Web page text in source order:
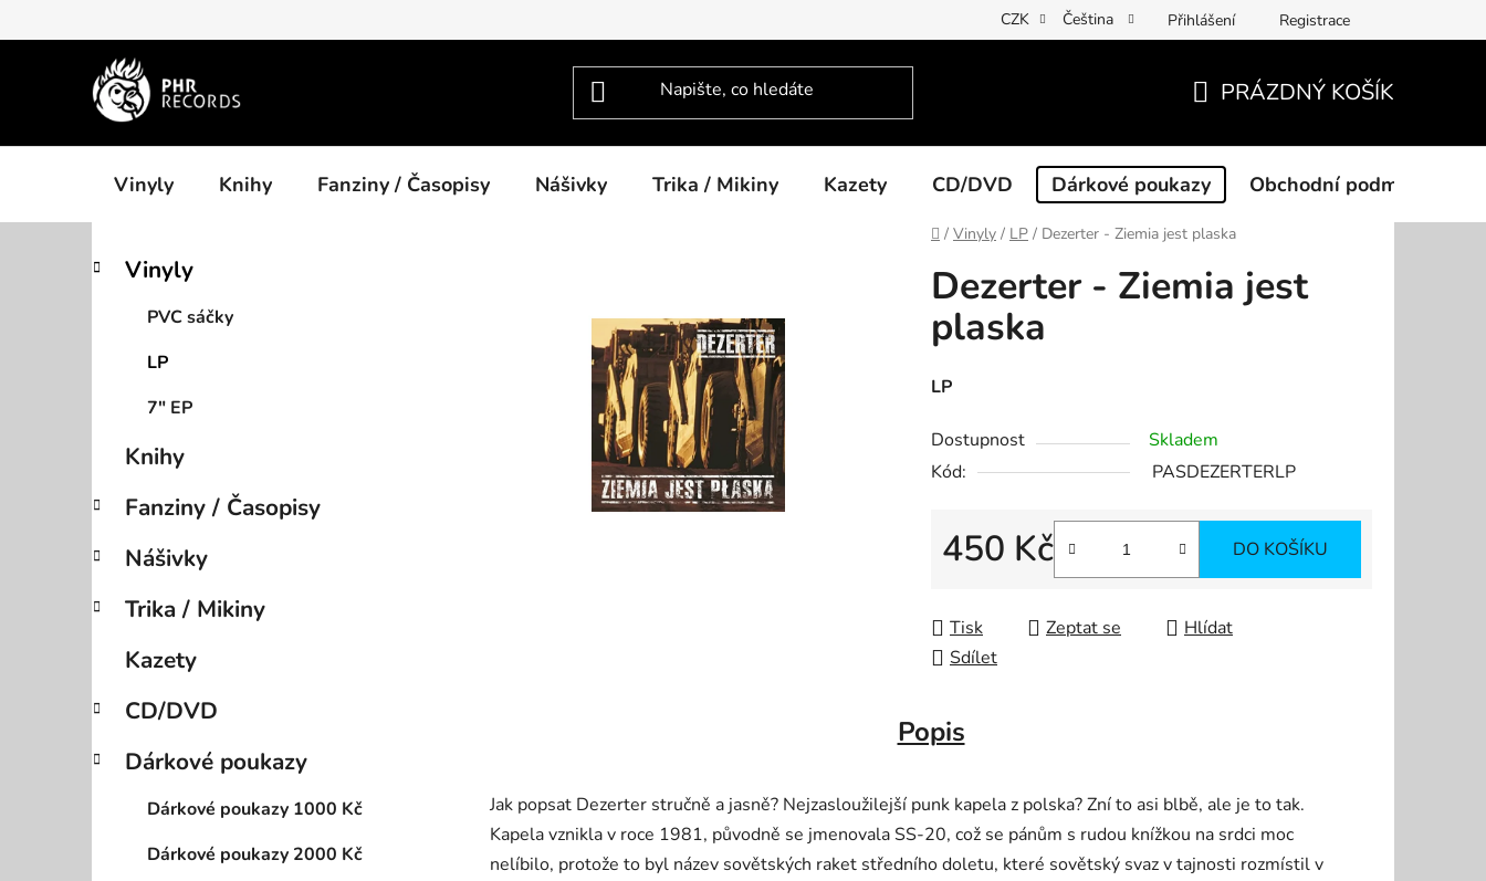
na
CZK Čeština Přihlášení Registrace
KOŠÍK
PRÁZDNÝ KOŠÍK
Vinyly Knihy Fanziny / Časopisy Nášivky Trika / Mikiny Kazety CD/DVD Dárkové poukazy Obchodní podmínky
Domů
/ Vinyly / LP / Dezerter - Ziemia jest plaska
P
p
a
n
e
Přeskočit
kategorie
K
a
Vinyly
PVC sáčky
LP
7" EP
Knihy
Fanziny / Časopisy
Nášivky
Trika / Mikiny
Kazety
CD/DVD
Dárkové poukazy
Dárkové poukazy 1000 Kč
Dárkové poukazy 2000 Kč
Dezerter - Ziemia jest
plaska
LP
Dostupnost
Skladem
Kód:
PASDEZERTERLP
450 Kč DO KOŠÍKU
Tisk Zeptat se
Hlídat
Sdílet
Popis
Jak popsat Dezerter stručně a jasně? Nejzasloužilejší punk kapela z polska? Zní to asi blbě, ale je to tak.
Kapela vznikla v roce 1981, původně se jmenovala SS-20, což se pánům s rudou knížkou na srdci moc
nelíbilo, protože to byl název sovětských raket středního doletu, které sovětský svaz v tajnosti rozmístil v